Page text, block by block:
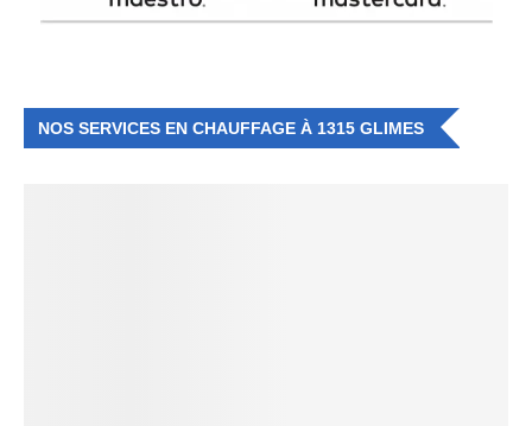
NOS SERVICES EN CHAUFFAGE À 1315 GLIMES